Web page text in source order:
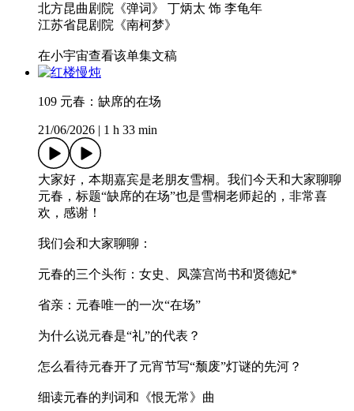
北方昆曲剧院《弹词》 丁炳太 饰 李龟年
江苏省昆剧院《南柯梦》
在小宇宙查看该单集文稿
109 元春：缺席的在场
21/06/2026 1 h 33 min
大家好，本期嘉宾是老朋友雪桐。我们今天和大家聊聊
元春，标题“缺席的在场”也是雪桐老师起的，非常喜
欢，感谢！
我们会和大家聊聊：
元春的三个头衔：女史、凤藻宫尚书和贤德妃*
省亲：元春唯一的一次“在场”
为什么说元春是“礼”的代表？
怎么看待元春开了元宵节写“颓废”灯谜的先河？
细读元春的判词和《恨无常》曲